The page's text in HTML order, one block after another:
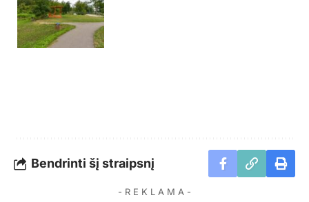
Bendrinti šį straipsnį
- R E K L A M A -